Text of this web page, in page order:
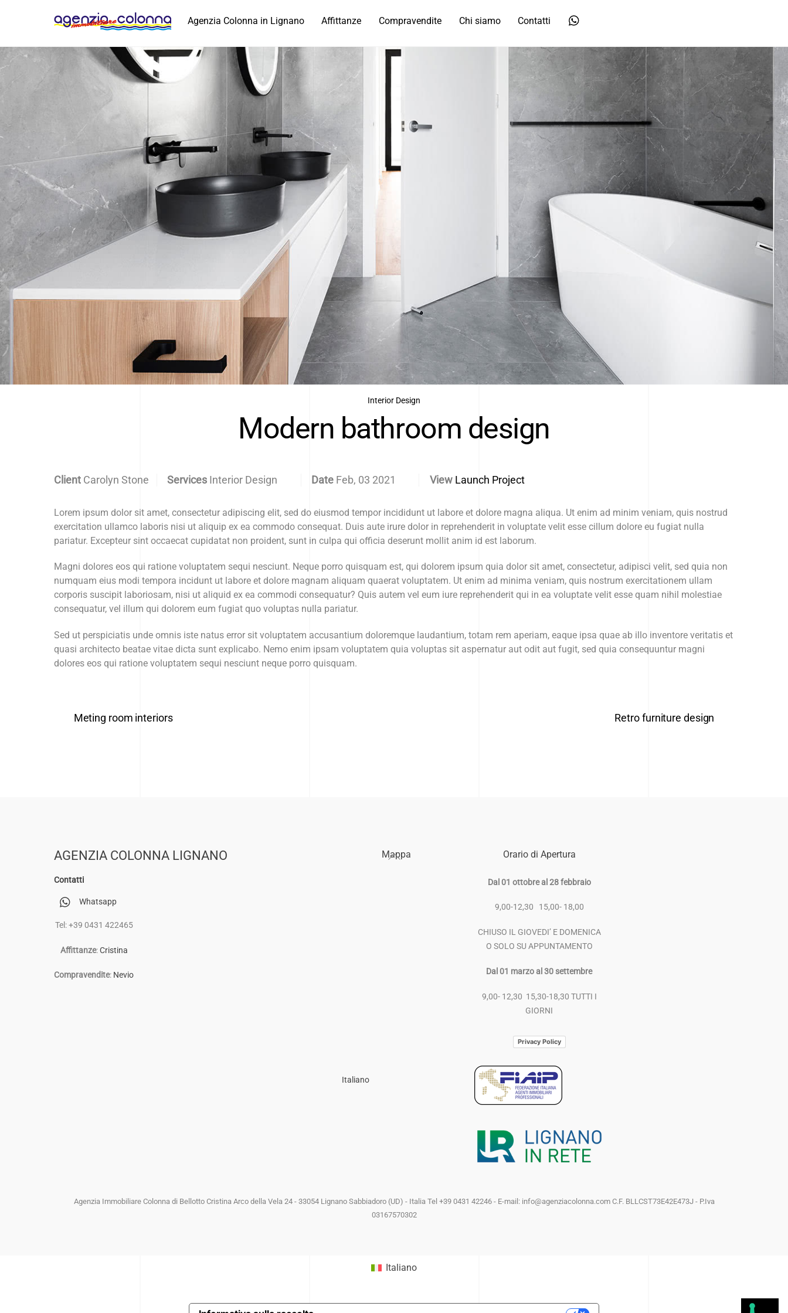
Agenzia Colonna in Lignano Affittanze Compravendite Chi siamo Contatti
Interior Design
Modern bathroom design
Client Carolyn Stone Services Interior Design Date Feb, 03 2021 View Launch Project
Lorem ipsum dolor sit amet, consectetur adipiscing elit, sed do eiusmod tempor incididunt ut labore et dolore magna aliqua. Ut enim ad minim veniam, quis nostrud
exercitation ullamco laboris nisi ut aliquip ex ea commodo consequat. Duis aute irure dolor in reprehenderit in voluptate velit esse cillum dolore eu fugiat nulla
pariatur. Excepteur sint occaecat cupidatat non proident, sunt in culpa qui officia deserunt mollit anim id est laborum.
Magni dolores eos qui ratione voluptatem sequi nesciunt. Neque porro quisquam est, qui dolorem ipsum quia dolor sit amet, consectetur, adipisci velit, sed quia non
numquam eius modi tempora incidunt ut labore et dolore magnam aliquam quaerat voluptatem. Ut enim ad minima veniam, quis nostrum exercitationem ullam
corporis suscipit laboriosam, nisi ut aliquid ex ea commodi consequatur? Quis autem vel eum iure reprehenderit qui in ea voluptate velit esse quam nihil molestiae
consequatur, vel illum qui dolorem eum fugiat quo voluptas nulla pariatur.
Sed ut perspiciatis unde omnis iste natus error sit voluptatem accusantium doloremque laudantium, totam rem aperiam, eaque ipsa quae ab illo inventore veritatis et
quasi architecto beatae vitae dicta sunt explicabo. Nemo enim ipsam voluptatem quia voluptas sit aspernatur aut odit aut fugit, sed quia consequuntur magni
dolores eos qui ratione voluptatem sequi nesciunt neque porro quisquam.
Meting room interiors Retro furniture design
Back
AGENZIA COLONNA LIGNANO
Contatti
Whatsapp
Tel: +39 0431 422465
Affittanze:Cristina
Compravendite: Nevio
Mappa
Italiano
Orario di Apertura
Dal 01 ottobre al 28 febbraio
9,00-12,30 15,00- 18,00
CHIUSO IL GIOVEDI’ E DOMENICA
O SOLO SU APPUNTAMENTO
Dal 01 marzo al 30 settembre
9,00- 12,30 15,30-18,30 TUTTI I
GIORNI
Privacy Policy
Agenzia Immobiliare Colonna di Bellotto Cristina Arco della Vela 24 - 33054 Lignano Sabbiadoro (UD) - Italia Tel +39 0431 42246 - E-mail: info@agenziacolonna.com C.F. BLLCST73E42E473J - P.Iva
03167570302
Italiano